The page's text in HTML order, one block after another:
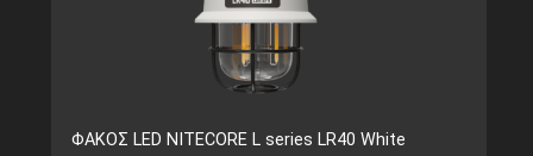
ΦΑΚΟΣ LED NITECORE L series LR40 White